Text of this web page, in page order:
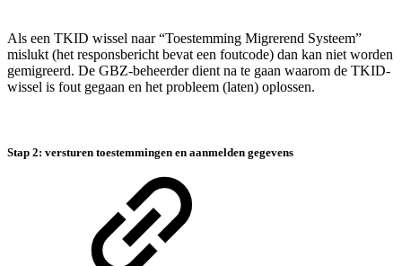
Als een TKID wissel naar “Toestemming Migrerend Systeem”
mislukt (het responsbericht bevat een foutcode) dan kan niet worden
gemigreerd. De GBZ-beheerder dient na te gaan waarom de TKID-
wissel is fout gegaan en het probleem (laten) oplossen.
Stap 2: versturen toestemmingen en aanmelden gegevens